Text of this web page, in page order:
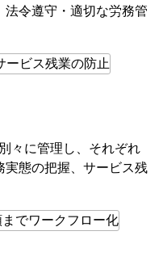
法令遵守・適切な労務管
々に管理し、それぞれ
実態の把握、サービス残